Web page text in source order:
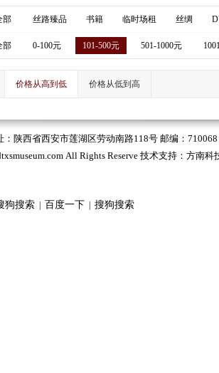
部 丝路臻品 书籍 临时场租 丝绸
部 0-100元 101-500元 501-1000元
价格从高到低 价格从低到高
陕西省西安市莲湖区劳动南路118号 邮编：
All Rights Reserve 技术支持： 方南科
狗搜索 百度一下 搜狗搜索